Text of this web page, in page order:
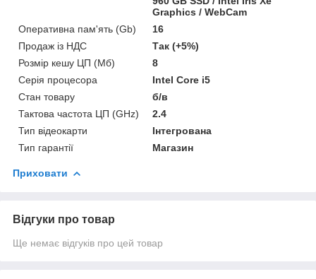
Graphics / WebCam
Оперативна пам'ять (Gb)
16
Продаж із НДС
Так (+5%)
Розмір кешу ЦП (Мб)
8
Серія процесора
Intel Core i5
Стан товару
б/в
Тактова частота ЦП (GHz)
2.4
Тип відеокарти
Інтегрована
Тип гарантії
Магазин
Приховати
Відгуки про товар
Ще немає відгуків про цей товар